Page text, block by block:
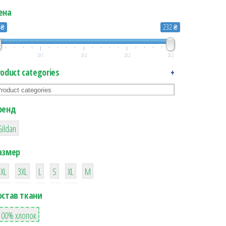
232 ₴
231 232 232 232
categories +
1
3XL
1
L
1
S XL
М
ткани
1
хлопок